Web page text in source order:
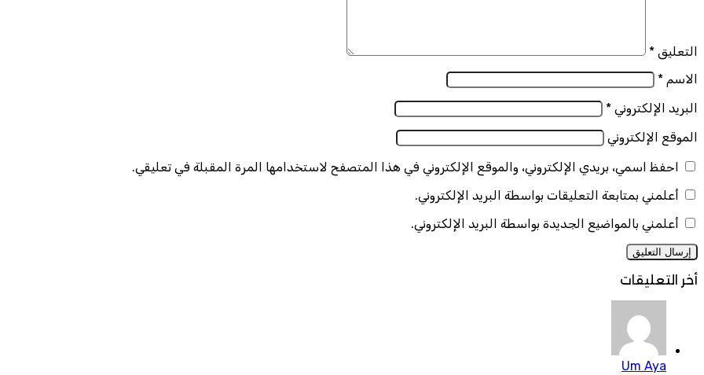
التعليق *
الاسم *
البريد الإلكتروني *
الموقع الإلكتروني
احفظ اسمي، بريدي الإلكتروني، والموقع الإلكتروني في هذا المتصفح لاستخدامها المرة المقبلة في تعليقي.
أعلمني بمتابعة التعليقات بواسطة البريد الإلكتروني.
أعلمني بالمواضيع الجديدة بواسطة البريد الإلكتروني.
أخر التعليقات
Um Aya